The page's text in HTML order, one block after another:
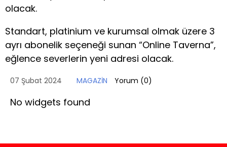
olacak.
Standart, platinium ve kurumsal olmak üzere 3
ayrı abonelik seçeneği sunan “Online Taverna”,
eğlence severlerin yeni adresi olacak.
07 Şubat 2024 MAGAZİN Yorum (0)
No widgets found